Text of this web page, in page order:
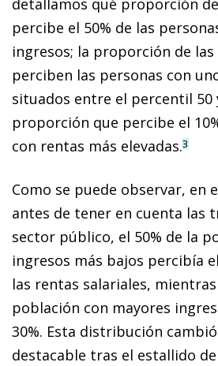
detallamos qué proporción
percibe el 50% de las
ingresos; la proporción de
perciben las personas con
situados entre el percentil 50
proporción que percibe el
con rentas más elevadas.3
Como se puede observar, en
antes de tener en cuenta las
sector público, el 50% de la
ingresos más bajos percibía
las rentas salariales,
población con mayores
30%. Esta distribución
destacable tras el estallido